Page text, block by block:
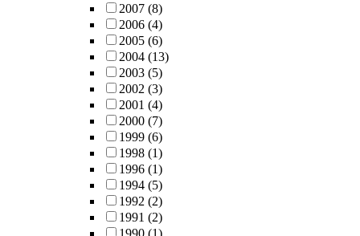
2007 (8)
2006 (4)
2005 (6)
2004 (13)
2003 (5)
2002 (3)
2001 (4)
2000 (7)
1999 (6)
1998 (1)
1996 (1)
1994 (5)
1992 (2)
1991 (2)
1990 (1)